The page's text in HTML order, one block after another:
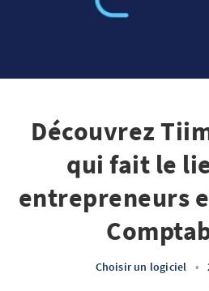
Découvrez
qui fait le
entrepreneurs
Choisir un logiciel •